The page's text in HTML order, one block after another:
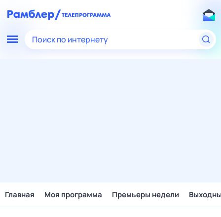
Поиск по интернету
Главная Моя программа Премьеры недели